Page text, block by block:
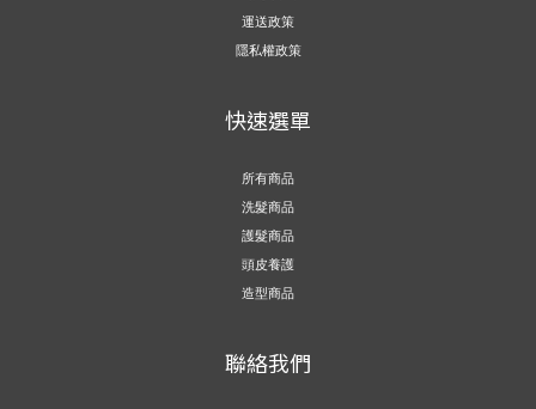
運送政策
隱私權政策
快速選單
所有商品
洗髮商品
護髮商品
頭皮養護
造型商品
聯絡我們